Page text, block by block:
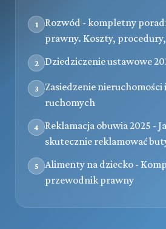
1
Rozwód - kompletny
prawny. Koszty,
2 Dziedziczenie ustawowe
3
Zasiedzenie nieruchomości
ruchomych
4
Reklamacja obuwia 2025 -
skutecznie reklamować
5
Alimenty na dziecko -
przewodnik prawny